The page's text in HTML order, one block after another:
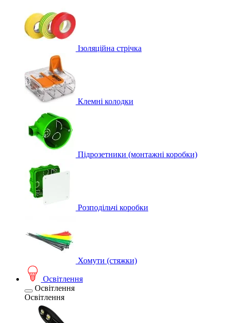
Ізоляційна стрічка
Клемні колодки
Підрозетники (монтажні коробки)
Розподільчі коробки
Хомути (стяжки)
Освітлення
Освітлення
Освітлення